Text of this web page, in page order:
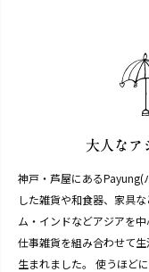
神戸・芦屋にある
した雑貨や和食器、家具
ム・インドなどアジアを
仕事雑貨を組み合わせて
生まれました。 使うほど